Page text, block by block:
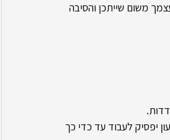
משום שייתכן והסיבה
יפסיק לעבוד עד כדי כך